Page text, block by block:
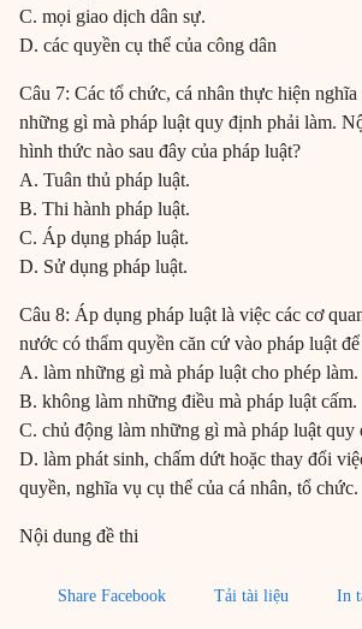
C. mọi giao dịch dân sự.
D. các quyền cụ thể của công dân
Câu 7: Các tổ chức, cá nhân thực hiện
những gì mà pháp luật quy định phải làm.
hình thức nào sau đây của pháp luật?
A. Tuân thủ pháp luật.
B. Thi hành pháp luật.
C. Áp dụng pháp luật.
D. Sử dụng pháp luật.
Câu 8: Áp dụng pháp luật là việc các cơ
nước có thẩm quyền căn cứ vào pháp luật
A. làm những gì mà pháp luật cho phép làm.
B. không làm những điều mà pháp luật cấm.
C. chủ động làm những gì mà pháp luật quy
D. làm phát sinh, chấm dứt hoặc thay đổi
quyền, nghĩa vụ cụ thể của cá nhân, tổ chức.
Nội dung đề thi
Share Facebook Tải tài liệu In